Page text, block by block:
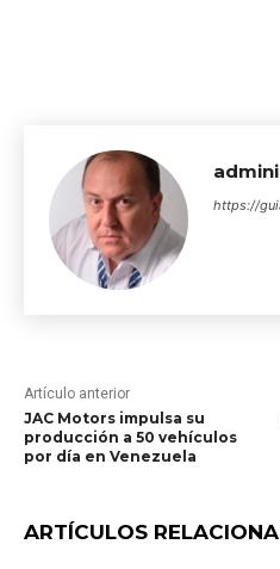
https://
Artículo anterior
JAC Motors impulsa su
producción a 50 vehículos
por día en Venezuela
ARTÍCULOS